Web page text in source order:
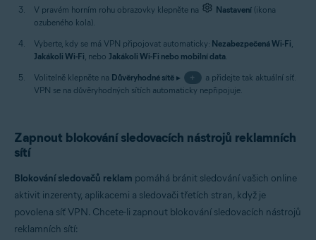
V pravém horním rohu obrazovky klepněte na Nastavení (ikona
ozubeného kola).
Vyberte, kdy se má VPN připojovat automaticky: Nezabezpečená Wi-Fi,
Jakákoli Wi-Fi, nebo Jakákoli Wi-Fi nebo mobilní data.
Volitelně klepněte na Důvěryhodné sítě ▸ +
a přidejte tak aktuální síť.
VPN se na důvěryhodných sítích automaticky nepřipojuje.
Zapnout blokování sledovacích nástrojů reklamních
sítí
Blokování sledovačů reklam pomáhá bránit sledování vašich online
aktivit inzerenty, aplikacemi a sledovači třetích stran, když je
povolena síť VPN. Chcete-li zapnout blokování sledovacích nástrojů
reklamních sítí: